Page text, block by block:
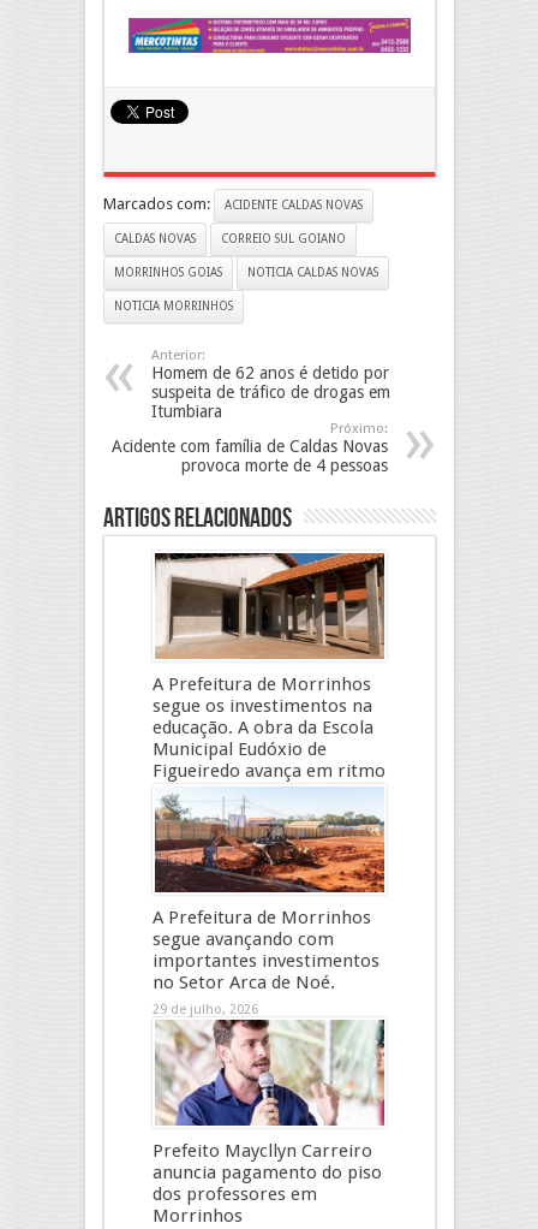
Marcados com: ACIDENTE CALDAS NOVAS
CALDAS NOVAS CORREIO SUL GOIANO
MORRINHOS GOIAS NOTICIA CALDAS NOVAS
NOTICIA MORRINHOS
Anterior:
Homem de 62 anos é detido por
suspeita de tráfico de drogas em
Itumbiara
Próximo:
Acidente com família de Caldas Novas
provoca morte de 4 pessoas
Artigos Relacionados
A Prefeitura de Morrinhos
segue os investimentos na
educação. A obra da Escola
Municipal Eudóxio de
Figueiredo avança em ritmo
acelerado e já ganha forma.
29 de julho, 2026
A Prefeitura de Morrinhos
segue avançando com
importantes investimentos
no Setor Arca de Noé.
29 de julho, 2026
Prefeito Maycllyn Carreiro
anuncia pagamento do piso
dos professores em
Morrinhos